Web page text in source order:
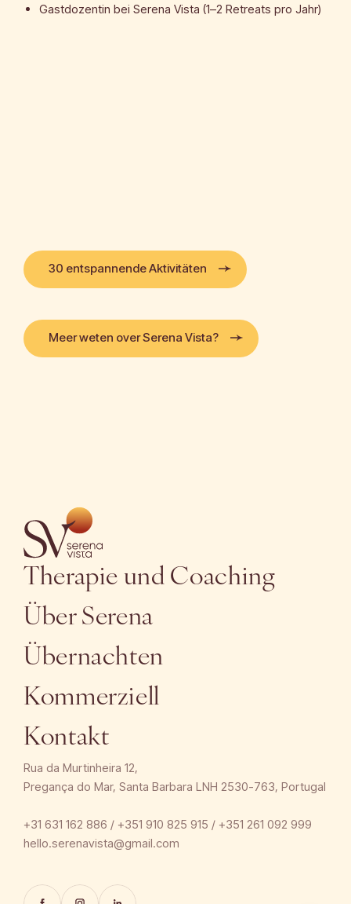
Gastdozentin bei Serena Vista (1–2 Retreats pro Jahr)
30 entspannende Aktivitäten
Meer weten over Serena Vista?
Therapie und Coaching
Über Serena
Übernachten
Kommerziell
Kontakt
Rua da Murtinheira 12,
Pregança do Mar, Santa Barbara LNH 2530-763, Portugal
+31 631 162 886 / +351 910 825 915 / +351 261 092 999
hello.serenavista@gmail.com